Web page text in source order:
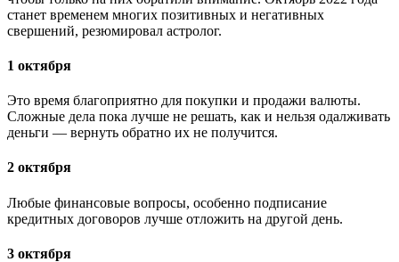
станет временем многих позитивных и негативных
свершений, резюмировал астролог.
1 октября
Это время благоприятно для покупки и продажи валюты.
Сложные дела пока лучше не решать, как и нельзя одалживать
деньги — вернуть обратно их не получится.
2 октября
Любые финансовые вопросы, особенно подписание
кредитных договоров лучше отложить на другой день.
3 октября